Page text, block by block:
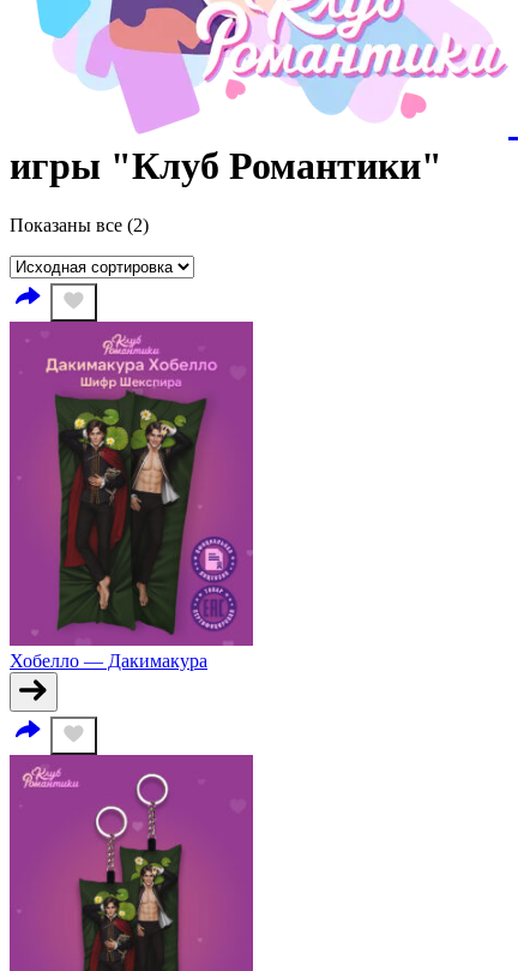
игры "Клуб Романтики"
Показаны все (2)
Хобелло — Дакимакура